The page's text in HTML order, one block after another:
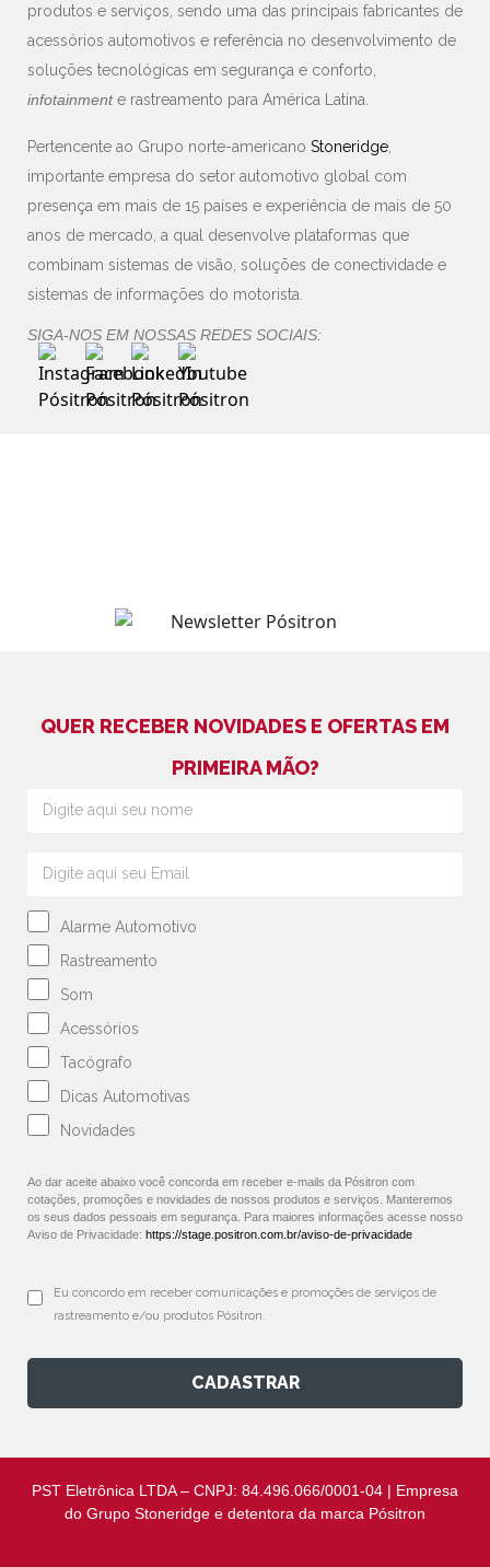
produtos e serviços, sendo uma das principais fabricantes de
acessórios automotivos e referência no desenvolvimento de
soluções tecnológicas em segurança e conforto,
infotainmente rastreamento para América Latina.
Pertencente ao Grupo norte-americano Stoneridge
importante empresa do setor automotivo global com
presença em mais de 15 países e experiência de mais de 50
anos de mercado, a qual desenvolve plataformas que
combinam sistemas de visão, soluções de conectividade e
sistemas de informações do motorista.
SIGA-NOS EM NOSSAS REDES SOCIAIS:
QUER RECEBER NOVIDADES E OFERTAS EM
PRIMEIRA MÃO?
Alarme Automotivo
Rastreamento
Som
Acessórios
Tacógrafo
Dicas Automotivas
Novidades
Ao dar aceite abaixo você concorda em receber e-mails da Pósitron com
cotações, promoções e novidades de nossos produtos e serviços. Manteremos
os seus dados pessoais em segurança. Para maiores informações acesse nosso
Aviso de Privacidade: https://stage.positron.com.br/aviso-de-privacidade
Eu concordo em receber comunicações e promoções de serviços de
rastreamento e/ou produtos Pósitron.
CADASTRAR
PST Eletrônica LTDA – CNPJ: 84.496.066/0001-04 | Empresa
do Grupo Stoneridge e detentora da marca Pósitron